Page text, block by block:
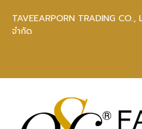
TAVEEARPORN TRADING
จำกัด